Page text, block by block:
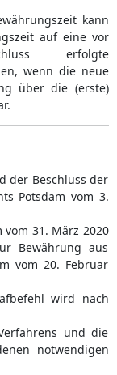
kann
auf eine vor
erfolgte
wenn die neue
über die (erste)
der Beschluss der
Potsdam vom 3.
31. März 2020
Bewährung aus
vom 20. Februar
wird nach
und die
notwendigen